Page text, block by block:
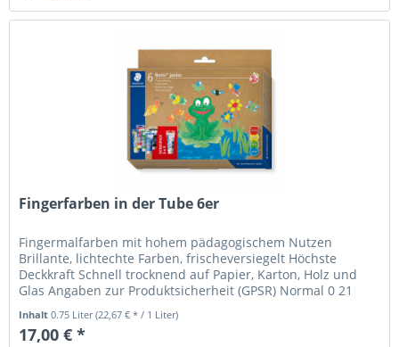
Fingerfarben in der Tube 6er
Fingermalfarben mit hohem pädagogischem Nutzen
Brillante, lichtechte Farben, frischeversiegelt Höchste
Deckkraft Schnell trocknend auf Papier, Karton, Holz und
Glas Angaben zur Produktsicherheit (GPSR) Normal 0 21
Inhalt0.75 Liter(22,67 € * / 1 Liter)
17,00 € *